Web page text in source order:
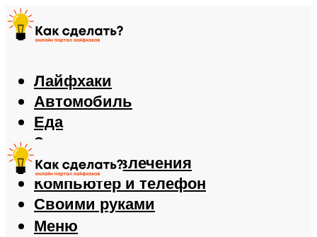
Лайфхаки
Автомобиль
Еда
Здоровье
Игры и развлечения
Компьютер и телефон
Своими руками
Меню